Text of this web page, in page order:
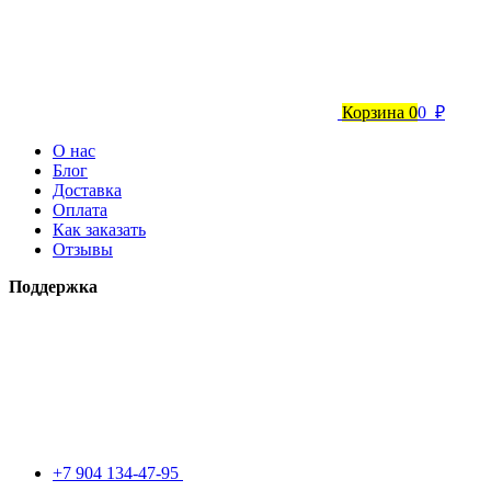
Корзина 00 ₽
О нас
Блог
Доставка
Оплата
Как заказать
Отзывы
Поддержка
+7 904 134-47-95